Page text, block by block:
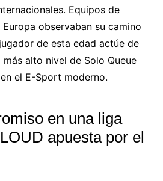
Equipos de
observaban su camino
de esta edad actúe de
alto nivel de Solo Queue
el E-Sport moderno.
en una liga
apuesta por el